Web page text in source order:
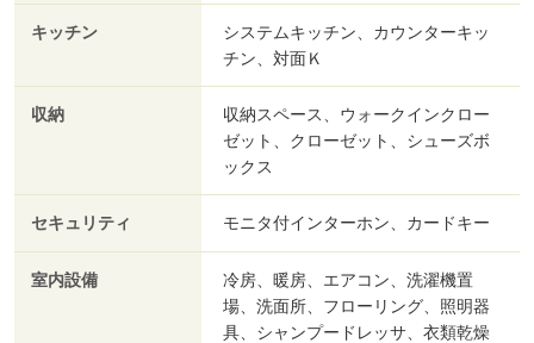
キッチン
システムキッチン、カウンターキッ
チン、対面Ｋ
収納
収納スペース、ウォークインクロー
ゼット、クローゼット、シューズボ
ックス
セキュリティ モニタ付インターホン、カードキー
室内設備
冷房、暖房、エアコン、洗濯機置
場、洗面所、フローリング、照明器
具、シャンプードレッサ、衣類乾燥